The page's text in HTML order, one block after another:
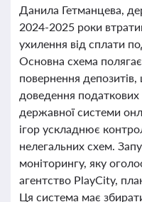
Данила Гетманцева,
2024-2025 роки
ухилення від сплати
Основна схема полягає
повернення
доведення податкових
державної системи
ігор ускладнює
нелегальних схем.
моніторингу, яку
агентство PlayCity,
Ця система має